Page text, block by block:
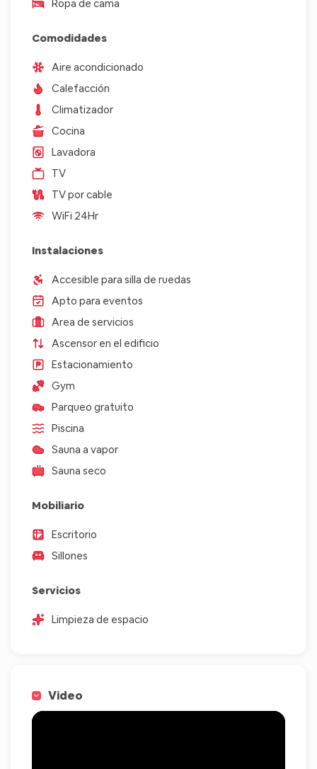
Ropa de cama
Comodidades
Aire acondicionado
Calefacción
Climatizador
Cocina
Lavadora
TV
TV por cable
WiFi 24Hr
Instalaciones
Accesible para silla de ruedas
Apto para eventos
Area de servicios
Ascensor en el edificio
Estacionamiento
Gym
Parqueo gratuito
Piscina
Sauna a vapor
Sauna seco
Mobiliario
Escritorio
Sillones
Servicios
Limpieza de espacio
Video